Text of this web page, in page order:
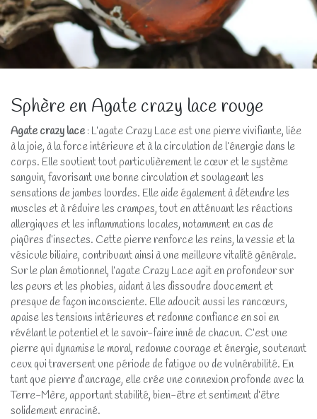
Sphère en Agate crazy lace rouge
Agate crazy lace : L’agate Crazy Lace est une pierre vivifiante, liée
à la joie, à la force intérieure et à la circulation de l’énergie dans le
corps. Elle soutient tout particulièrement le cœur et le système
sanguin, favorisant une bonne circulation et soulageant les
sensations de jambes lourdes. Elle aide également à détendre les
muscles et à réduire les crampes, tout en atténuant les réactions
allergiques et les inflammations locales, notamment en cas de
piqûres d’insectes. Cette pierre renforce les reins, la vessie et la
vésicule biliaire, contribuant ainsi à une meilleure vitalité générale.
Sur le plan émotionnel, l’agate Crazy Lace agit en profondeur sur
les peurs et les phobies, aidant à les dissoudre doucement et
presque de façon inconsciente. Elle adoucit aussi les rancœurs,
apaise les tensions intérieures et redonne confiance en soi en
révélant le potentiel et le savoir-faire inné de chacun. C’est une
pierre qui dynamise le moral, redonne courage et énergie, soutenant
ceux qui traversent une période de fatigue ou de vulnérabilité. En
tant que pierre d’ancrage, elle crée une connexion profonde avec la
Terre-Mère, apportant stabilité, bien-être et sentiment d’être
solidement enraciné.